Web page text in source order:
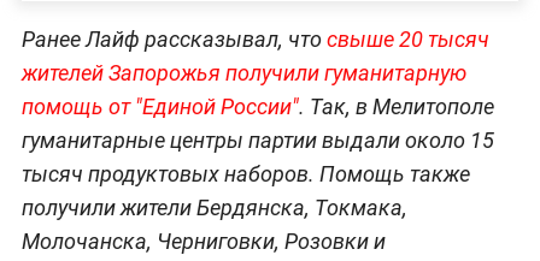
Ранее Лайф рассказывал, чтосвыше 20 тысяч
жителей Запорожья получили гуманитарную
помощь от "Единой России". Так, в Мелитополе
гуманитарные центры партии выдали около 15
тысяч продуктовых наборов. Помощь также
получили жители Бердянска, Токмака,
Молочанска, Черниговки, Розовки и